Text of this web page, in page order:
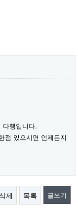
다행입니다.
점 있으시면 언제든지
제 목록 글쓰기